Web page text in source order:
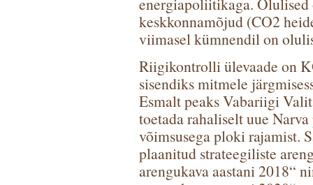
keskkonnamõjud (CO2
viimasel kümnendil on
Riigikontrolli ülevaade on
sisendiks mitmele
Esmalt peaks Vabariigi
toetada rahaliselt uue
võimsusega ploki rajamist.
plaanitud strateegiliste
arengukava aastani 2018“